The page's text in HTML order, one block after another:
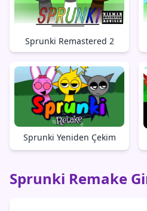
Sprunki Remastered 2
Sprunki Yeniden Çekim
Sprunki Remake